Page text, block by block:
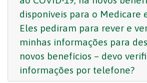
disponíveis para o Medicare
Eles pediram para rever e
minhas informações para
novos benefícios – devo
informações por telefone?